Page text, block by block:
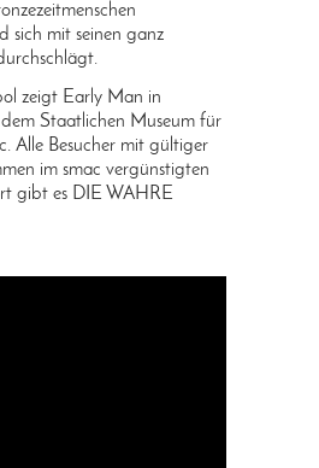
sich mit seinen ganz
zeigt Early Man in
Staatlichen Museum für
Alle Besucher mit gültiger
im smac vergünstigten
gibt es DIE WAHRE